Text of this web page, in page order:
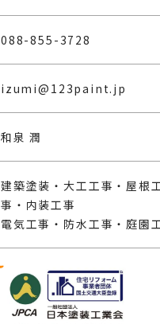
088-855-3728
izumi@123paint.jp
和泉 潤
建築塗装・大工工事・屋根
事・内装工事
電気工事・防水工事・庭園